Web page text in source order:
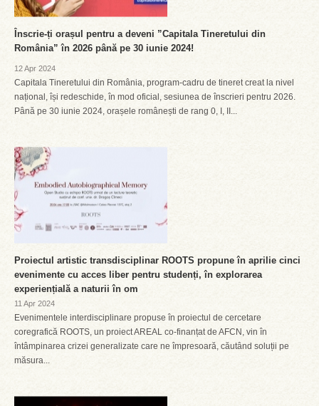
Înscrie-ți orașul pentru a deveni ”Capitala Tineretului din
România” în 2026 până pe 30 iunie 2024!
12 Apr 2024
Capitala Tineretului din România, program-cadru de tineret creat la nivel
național, își redeschide, în mod oficial, sesiunea de înscrieri pentru 2026.
Până pe 30 iunie 2024, orașele românești de rang 0, I, II...
Proiectul artistic transdisciplinar ROOTS propune în aprilie cinci
evenimente cu acces liber pentru studenți, în explorarea
experiențială a naturii în om
11 Apr 2024
Evenimentele interdisciplinare propuse în proiectul de cercetare
coregrafică ROOTS, un proiect AREAL co-finanțat de AFCN, vin în
întâmpinarea crizei generalizate care ne împresoară, căutând soluții pe
măsura...